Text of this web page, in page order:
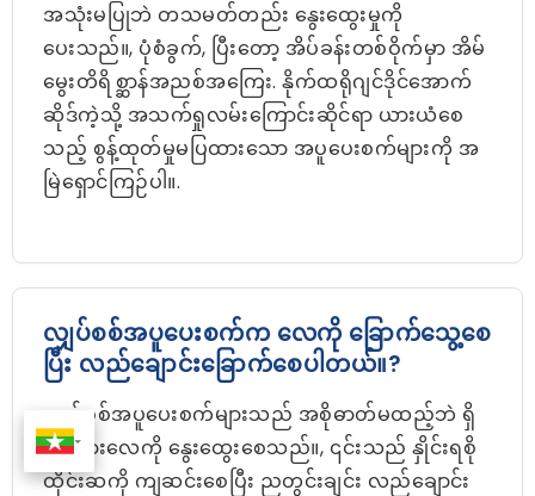
အသုံးမပြုဘဲ တသမတ်တည်း နွေးထွေးမှုကို
ပေးသည်။, ပုံစံခွက်, ပြီးတော့ အိပ်ခန်းတစ်ဝိုက်မှာ အိမ်
မွေးတိရိစ္ဆာန်အညစ်အကြေး. နိုက်ထရိုဂျင်ဒိုင်အောက်
ဆိုဒ်ကဲ့သို့ အသက်ရှုလမ်းကြောင်းဆိုင်ရာ ယားယံစေ
သည့် စွန့်ထုတ်မှုမပြထားသော အပူပေးစက်များကို အ
မြဲရှောင်ကြဉ်ပါ။.
လျှပ်စစ်အပူပေးစက်က လေကို ခြောက်သွေ့စေ
ပြီး လည်ချောင်းခြောက်စေပါတယ်။?
လျှပ်စစ်အပူပေးစက်များသည် အစိုဓာတ်မထည့်ဘဲ ရှိ
ပြီးသားလေကို နွေးထွေးစေသည်။, ၎င်းသည် နှိုင်းရစို
ထိုင်းဆကို ကျဆင်းစေပြီး ညတွင်းချင်း လည်ချောင်း